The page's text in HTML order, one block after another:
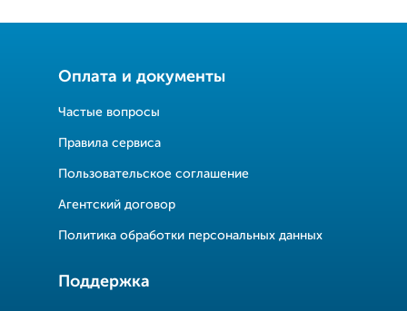
Оплата и документы
Частые вопросы
Правила сервиса
Пользовательское соглашение
Агентский договор
Политика обработки персональных данных
Поддержка